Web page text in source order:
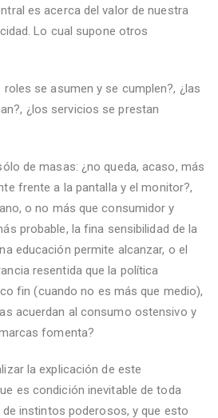
es acerca del valor de nuestra
Lo cual supone otros
se asumen y se cumplen?, ¿las
¿los servicios se prestan
de masas: ¿no queda, acaso, más
frente a la pantalla y el monitor?,
o no más que consumidor y
probable, la fina sensibilidad de la
educación permite alcanzar, o el
resentida que la política
fin (cuando no es más que medio),
acuerdan al consumo ostensivo y
fomenta?
la explicación de este
es condición inevitable de toda
instintos poderosos, y que esto